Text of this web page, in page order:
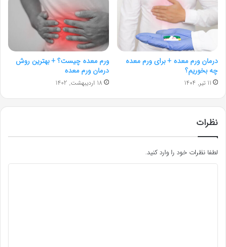
درمان ورم معده + برای ورم معده
چه بخوریم؟
11 تیر, 1404
ورم معده چیست؟ + بهترین روش
درمان ورم معده
18 اردیبهشت, 1402
نظرات
لطفا نظرات خود را وارد کنید.